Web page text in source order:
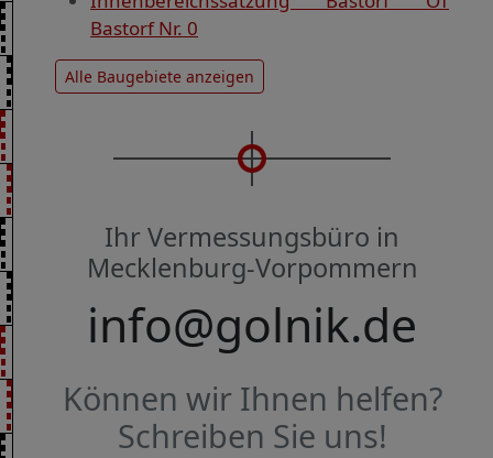
Bastorf Nr. 0
Alle Baugebiete anzeigen
Ihr Vermessungsbüro in
Mecklenburg-Vorpommern
info@golnik.de
Können wir Ihnen helfen?
Schreiben Sie uns!